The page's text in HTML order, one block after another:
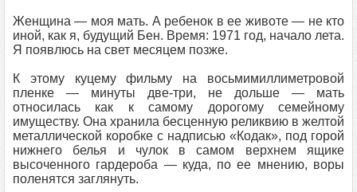
Женщина — моя мать. А ребенок в ее животе — не кто
иной, как я, будущий Бен. Время: 1971 год, начало лета.
Я появлюсь на свет месяцем позже.
К этому куцему фильму на восьмимиллиметровой
пленке — минуты две-три, не дольше — мать
относилась как к самому дорогому семейному
имуществу. Она хранила бесценную реликвию в желтой
металлической коробке с надписью «Кодак», под горой
нижнего белья и чулок в самом верхнем ящике
высоченного гардероба — куда, по ее мнению, воры
поленятся заглянуть.